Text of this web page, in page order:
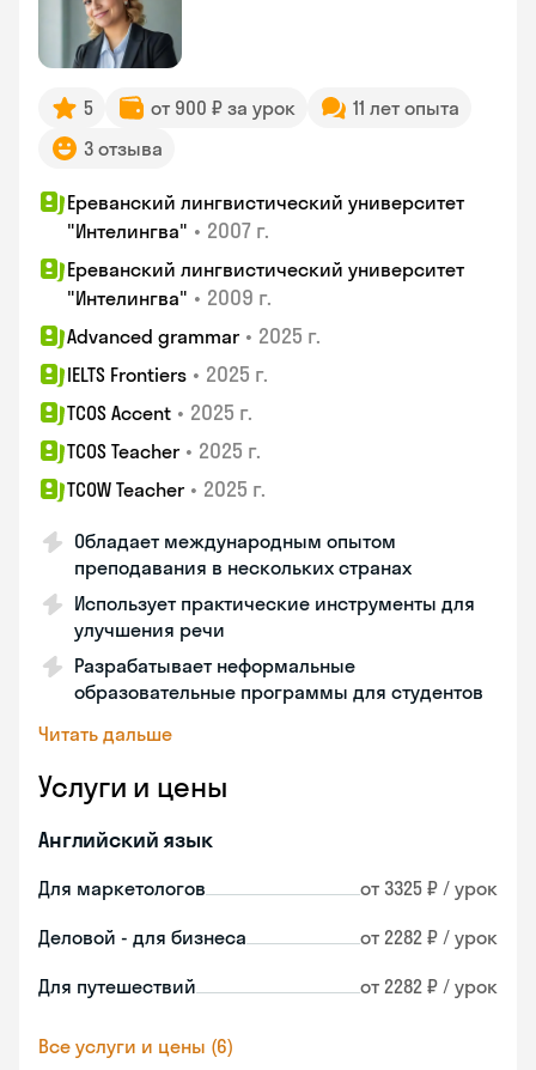
5 от 900 ₽ за урок
11 лет опыта
3 отзыва
Ереванский лингвистический университет
"Интелингва" • 2007 г.
Ереванский лингвистический университет
"Интелингва" • 2009 г.
Advanced grammar • 2025 г.
IELTS Frontiers • 2025 г.
TCOS Accent • 2025 г.
TCOS Teacher • 2025 г.
TCOW Teacher • 2025 г.
Обладает международным опытом
преподавания в нескольких странах
Использует практические инструменты для
улучшения речи
Разрабатывает неформальные
образовательные программы для студентов
Читать дальше
Услуги и цены
Английский язык
Для маркетологов от 3325 ₽ / урок
Деловой - для бизнеса от 2282 ₽ / урок
Для путешествий от 2282 ₽ / урок
Все услуги и цены (6)